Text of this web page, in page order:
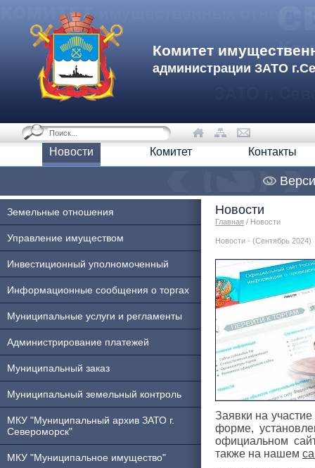
Комитет
администрации ЗАТО
Новости Комитет Контакты
Земельные отношения
Управление имуществом
Инвестиционный уполномоченный
Информационные сообщения о торгах
Муниципальные услуги и регламенты
Администрирование платежей
Муниципальный заказ
Муниципальный земельный контроль
МКУ "Муниципальный архив ЗАТО г.
Североморск"
МКУ "Муниципальное имущество"
Новости
Главная / Новости
Новости - (Сентябрь 2024)
Заявки на
форме,
официальном
также на нашем